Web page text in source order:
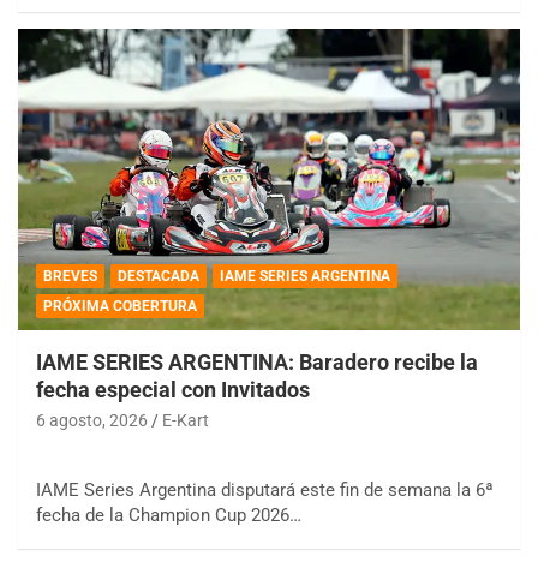
BREVES DESTACADA
IAME SERIES ARGENTINA
PRÓXIMA COBERTURA
IAME SERIES ARGENTINA: Baradero recibe la
fecha especial con Invitados
6 agosto, 2026 E-Kart
IAME Series Argentina disputará este fin de semana la 6ª
fecha de la Champion Cup 2026…